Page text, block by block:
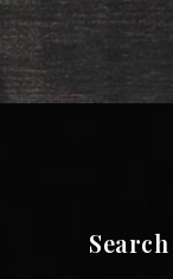
Search